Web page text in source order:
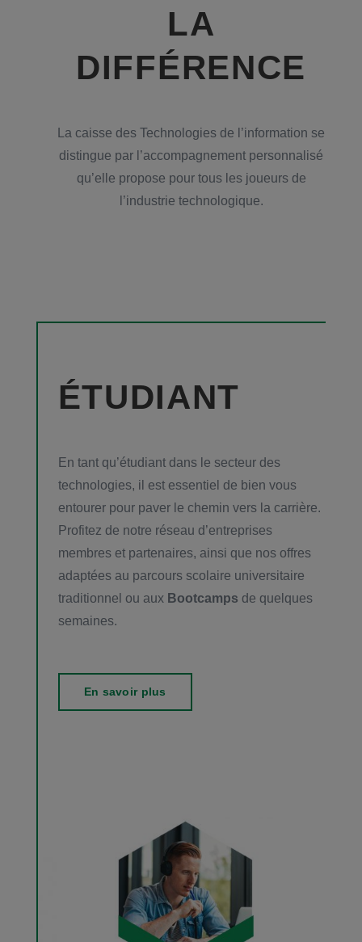
LA
DIFFÉRENCE
La caisse des Technologies de l’information se
distingue par l’accompagnement personnalisé
qu’elle propose pour tous les joueurs de
l’industrie technologique.
ÉTUDIANT
En tant qu’étudiant dans le secteur des
technologies, il est essentiel de bien vous
entourer pour paver le chemin vers la carrière.
Profitez de notre réseau d’entreprises
membres et partenaires, ainsi que nos offres
adaptées au parcours scolaire universitaire
traditionnel ou aux Bootcamps de quelques
semaines.
En savoir plus